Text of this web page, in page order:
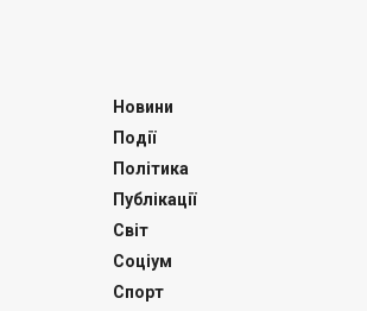
Новини
Події
Політика
Публікації
Світ
Соціум
Спорт